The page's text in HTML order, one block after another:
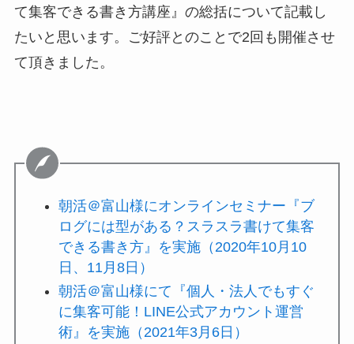
て集客できる書き方講座』の総括について記載し
たいと思います。ご好評とのことで2回も開催させ
て頂きました。
朝活＠富山様にオンラインセミナー『ブ
ログには型がある？スラスラ書けて集客
できる書き方』を実施（2020年10月10
日、11月8日）
朝活＠富山様にて『個人・法人でもすぐ
に集客可能！LINE公式アカウント運営
術』を実施（2021年3月6日）